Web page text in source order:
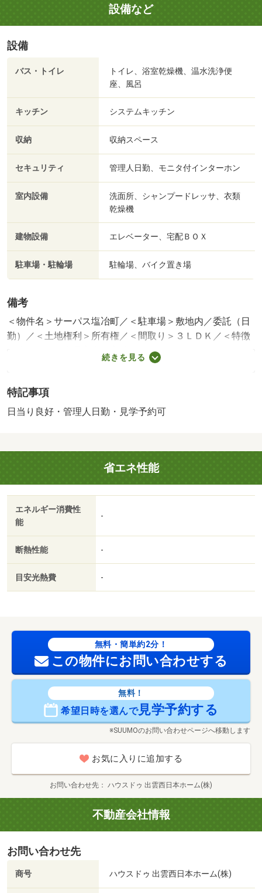
設備など
設備
バス・トイレ
トイレ、浴室乾燥機、温水洗浄便
座、風呂
キッチン システムキッチン
収納 収納スペース
セキュリティ 管理人日勤、モニタ付インターホン
室内設備
洗面所、シャンプードレッサ、衣類
乾燥機
建物設備 エレベーター、宅配ＢＯＸ
駐車場・駐輪場 駐輪場、バイク置き場
備考
＜物件名＞サーパス塩冶町／＜駐車場＞敷地内／委託（日
勤）／＜土地権利＞所有権／＜間取り＞３ＬＤＫ／＜特徴
＞眺望良好な出雲市街中心地のマンションです！、スーパ
ー 徒歩１０分以内・市街地が近い・システムキッチン・
販売戸数：1戸／管理費等帯：11800円／修繕積立金帯：
11700円
続きを見る
特記事項
日当り良好・管理人日勤・見学予約可
省エネ性能
エネルギー消費性
能
-
断熱性能 -
目安光熱費 -
無料・簡単約2分！
この物件にお問い合わせする
無料！
希望日時を選んで見学予約する
※SUUMOのお問い合わせページへ移動します
お気に入りに追加する
お問い合わせ先 ハウスドゥ 出雲西日本ホーム(株)
不動産会社情報
お問い合わせ先
商号 ハウスドゥ 出雲西日本ホーム(株)